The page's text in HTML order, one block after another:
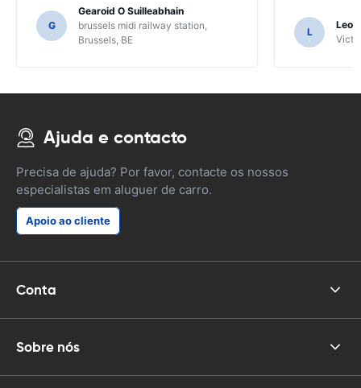
para orientação e apenas para isso,
talvez não tenhamos descoberto as
funções do SAT NAV.
G
Gearoid O Suilleabhain
brussels midi railway station,
Brussels, BE
L
Ajuda e contacto
Precisa de ajuda? Por favor, contacte os nossos
especialistas em aluguer de carro.
Apoio ao cliente
Conta
Sobre nós